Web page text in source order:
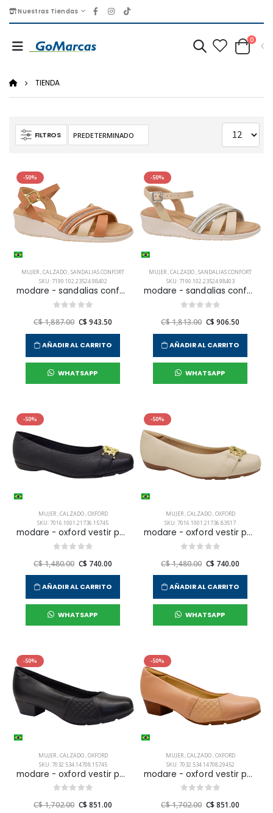
Nuestras Tiendas
0
TIENDA
FILTROS
-50%
MUJER,CALZADO,SANDALIAS CONFORT
SKU: 7190.102.23524.98402
modare - sandalias confort casual para mujer
C$ 1,887.00 C$ 943.50
AÑADIR AL CARRITO
WHATSAPP
-50%
MUJER,CALZADO,SANDALIAS CONFORT
SKU: 7190.102.23524.98403
modare - sandalias confort casual para mujer
C$ 1,813.00 C$ 906.50
AÑADIR AL CARRITO
WHATSAPP
-50%
MUJER,CALZADO,OXFORD
SKU: 7016.1001.21736.15745
modare - oxford vestir para mujer
C$ 1,480.00 C$ 740.00
AÑADIR AL CARRITO
WHATSAPP
-50%
MUJER,CALZADO,OXFORD
SKU: 7016.1001.21736.83517
modare - oxford vestir para mujer
C$ 1,480.00 C$ 740.00
AÑADIR AL CARRITO
WHATSAPP
-50%
MUJER,CALZADO,OXFORD
SKU: 7032.534.14708.15745
modare - oxford vestir para mujer
C$ 1,702.00 C$ 851.00
-50%
MUJER,CALZADO,OXFORD
SKU: 7032.534.14708.29452
modare - oxford vestir para mujer
C$ 1,702.00 C$ 851.00